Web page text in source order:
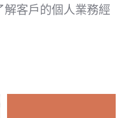
客戶的個人業務經